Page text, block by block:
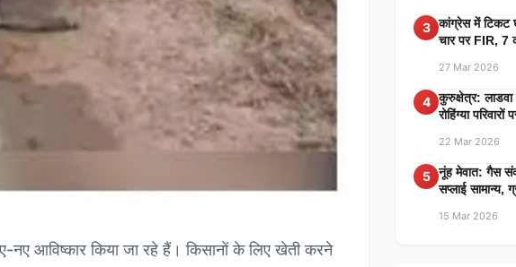
नए आविष्कार किया जा रहे हैं। किसानों के लिए खेती करने
3 कांग्रेस में टिकट
चार पर FIR, 7
27 Mar 2026
4 कुरुक्षेत्र:
रोहिंग्या
22 Mar 2026
5 नूंह मेवात: गैस
सप्लाई सामान्य,
15 Mar 2026